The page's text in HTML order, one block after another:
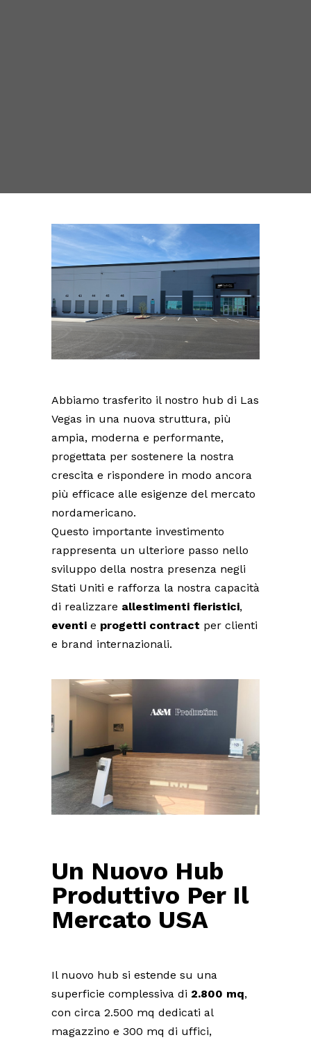
Abbiamo trasferito il nostro hub di Las
Vegas in una nuova struttura, più
ampia, moderna e performante,
progettata per sostenere la nostra
crescita e rispondere in modo ancora
più efficace alle esigenze del mercato
nordamericano.
Questo importante investimento
rappresenta un ulteriore passo nello
sviluppo della nostra presenza negli
Stati Uniti e rafforza la nostra capacità
di realizzare allestimenti fieristici,
eventi e progetti contract per clienti
e brand internazionali.
Un Nuovo Hub
Produttivo Per Il
Mercato USA
Il nuovo hub si estende su una
superficie complessiva di 2.800 mq,
con circa 2.500 mq dedicati al
magazzino e 300 mq di uffici,